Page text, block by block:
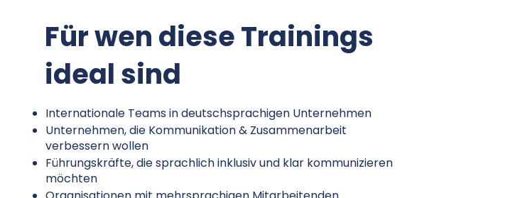
Für wen diese Trainings
ideal sind
Internationale Teams in deutschsprachigen Unternehmen
Unternehmen, die Kommunikation & Zusammenarbeit
verbessern wollen
Führungskräfte, die sprachlich inklusiv und klar kommunizieren
möchten